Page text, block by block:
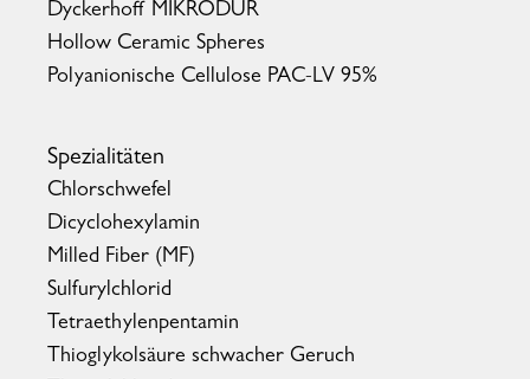
Dyckerhoff MIKRODUR
Hollow Ceramic Spheres
Polyanionische Cellulose PAC-LV 95%
Spezialitäten
Chlorschwefel
Dicyclohexylamin
Milled Fiber (MF)
Sulfurylchlorid
Tetraethylenpentamin
Thioglykolsäure schwacher Geruch